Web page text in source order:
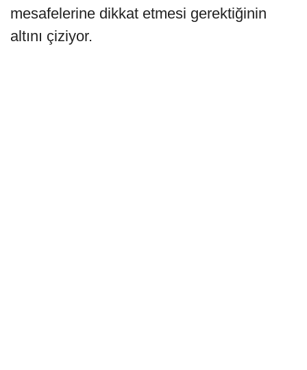
mesafelerine dikkat etmesi gerektiğinin
altını çiziyor.